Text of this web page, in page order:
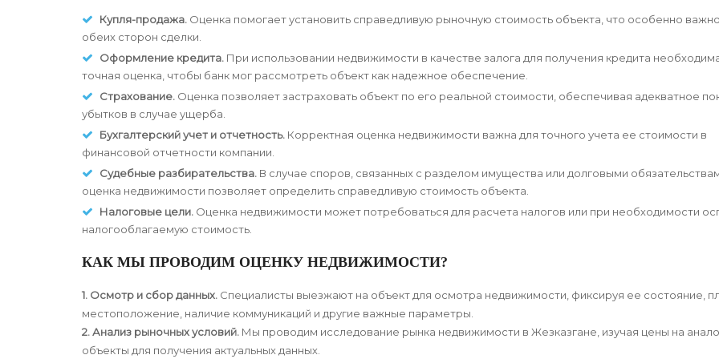
Купля-продажа. Оценка помогает установить справедливую рыночную стоимость объекта, что особенно
обеих сторон сделки.
Оформление кредита. При использовании недвижимости в качестве залога для получения кредита
точная оценка, чтобы банк мог рассмотреть объект как надежное обеспечение.
Страхование. Оценка позволяет застраховать объект по его реальной стоимости, обеспечивая адекватное
убытков в случае ущерба.
Бухгалтерский учет и отчетность. Корректная оценка недвижимости важна для точного учета ее стоимости в
финансовой отчетности компании.
Судебные разбирательства. В случае споров, связанных с разделом имущества или долговыми
оценка недвижимости позволяет определить справедливую стоимость объекта.
Налоговые цели. Оценка недвижимости может потребоваться для расчета налогов или при необходимости
налогооблагаемую стоимость.
КАК МЫ ПРОВОДИМ ОЦЕНКУ НЕДВИЖИМОСТИ?
1. Осмотр и сбор данных. Специалисты выезжают на объект для осмотра недвижимости, фиксируя ее состояние,
местоположение, наличие коммуникаций и другие важные параметры.
2. Анализ рыночных условий. Мы проводим исследование рынка недвижимости в Жезказгане, изучая цены на
объекты для получения актуальных данных.